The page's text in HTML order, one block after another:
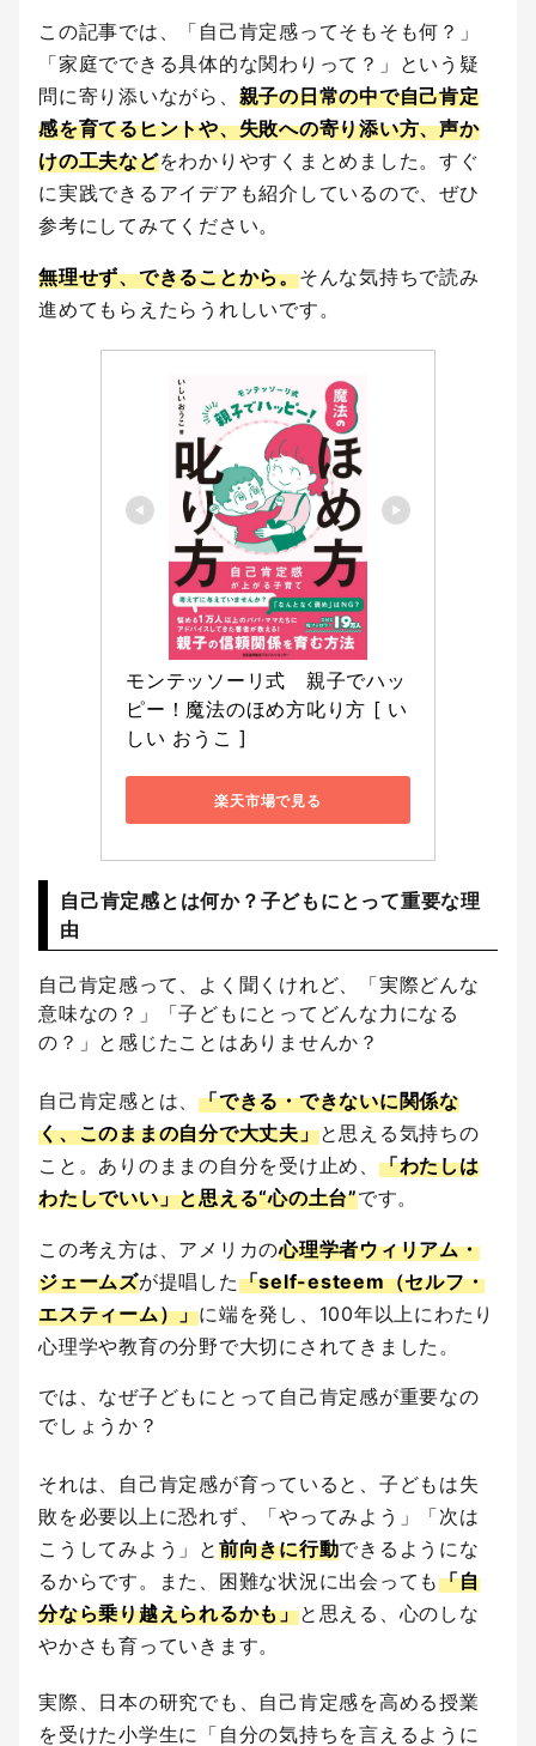
この記事では、「自己肯定感ってそもそも何？」
「家庭でできる具体的な関わりって？」という疑
問に寄り添いながら、 親子の日常の中で自己肯定
感を育てるヒントや、失敗への寄り添い方、声か
けの工夫などをわかりやすくまとめました。すぐ
に実践できるアイデアも紹介しているので、ぜひ
参考にしてみてください。
無理せず、できることから。そんな気持ちで読み
進めてもらえたらうれしいです。
モンテッソーリ式　親子でハッ
ピー！魔法のほめ方叱り方 [ い
しい おうこ ]
楽天市場で見る
自己肯定感とは何か？子どもにとって重要な理
由
自己肯定感って、よく聞くけれど、「実際どんな
意味なの？」「子どもにとってどんな力になる
の？」と感じたことはありませんか？
自己肯定感とは、 「できる・できないに関係な
く、このままの自分で大丈夫」と思える気持ちの
こと。ありのままの自分を受け止め、 「わたしは
わたしでいい」と思える“心の土台”です。
この考え方は、アメリカの心理学者ウィリアム・
ジェームズが提唱した「self-esteem（セルフ・
エスティーム）」に端を発し、100年以上にわたり
心理学や教育の分野で大切にされてきました。
では、なぜ子どもにとって自己肯定感が重要なの
でしょうか？
それは、自己肯定感が育っていると、子どもは失
敗を必要以上に恐れず、「やってみよう」「次は
こうしてみよう」と 前向きに行動できるようにな
るからです。また、困難な状況に出会っても「自
分なら乗り越えられるかも」と思える、心のしな
やかさも育っていきます。
実際、日本の研究でも、自己肯定感を高める授業
を受けた小学生に「自分の気持ちを言えるように